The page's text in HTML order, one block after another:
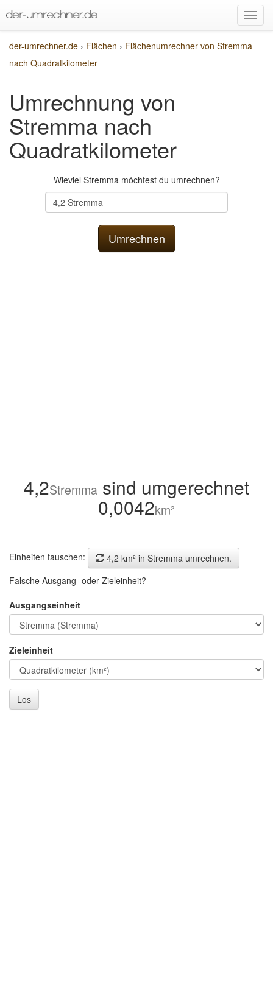
der-umrechner.de › Flächen › Flächenumrechner von Stremma
nach Quadratkilometer
Umrechnung von
Stremma nach
Quadratkilometer
Wieviel Stremma möchtest du umrechnen?
4,2Stremma sind umgerechnet
0,0042km²
Einheiten tauschen:
4,2 km² in Stremma umrechnen.
Falsche Ausgang- oder Zieleinheit?
Ausgangseinheit
Zieleinheit
Los